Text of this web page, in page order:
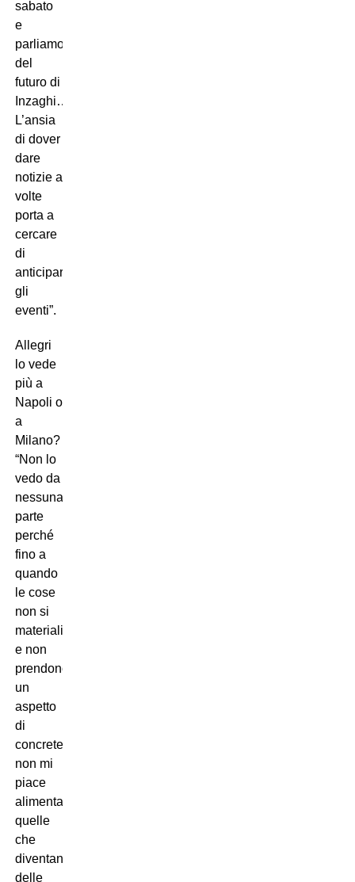
sabato
e
parliamo
del
futuro di
Inzaghi…
L’ansia
di dover
dare
notizie a
volte
porta a
cercare
di
anticipare
gli
eventi”.
Allegri
lo vede
più a
Napoli o
a
Milano?
“Non lo
vedo da
nessuna
parte
perché
fino a
quando
le cose
non si
materializzano
e non
prendono
un
aspetto
di
concretezza
non mi
piace
alimentare
quelle
che
diventano
delle